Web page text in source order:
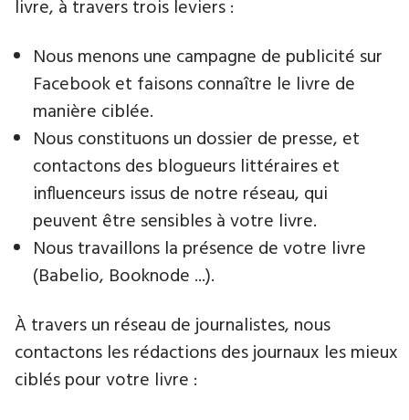
livre, à travers trois leviers :
Nous menons une campagne de publicité sur
Facebook et faisons connaître le livre de
manière ciblée.
Nous constituons un dossier de presse, et
contactons des blogueurs littéraires et
influenceurs issus de notre réseau, qui
peuvent être sensibles à votre livre.
Nous travaillons la présence de votre livre
(Babelio, Booknode ...).
À travers un réseau de journalistes, nous
contactons les rédactions des journaux les mieux
ciblés pour votre livre :